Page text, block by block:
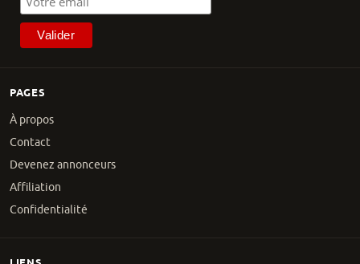
PAGES
À propos
Contact
Devenez annonceurs
Affiliation
Confidentialité